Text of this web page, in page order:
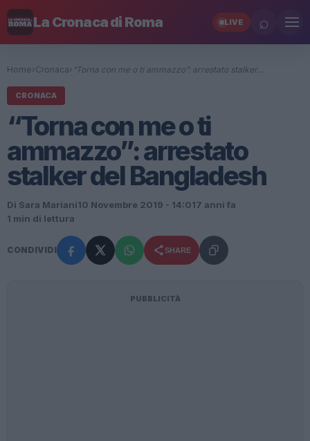
La Cronaca di Roma LIVE ⌕
Home› Cronaca› “Torna con me o ti ammazzo”: arrestato stalker…
CRONACA
“Torna con me o ti
ammazzo”: arrestato
stalker del Bangladesh
Di Sara Mariani10 Novembre 2019 - 14:017 anni fa
1 min di lettura
CONDIVIDI SHARE
PUBBLICITÀ